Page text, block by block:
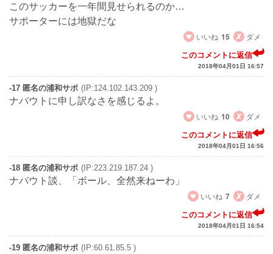
このサッカーを一年間見せられるのか…
サポーターには地獄だな
いいね 15 ダメ
このコメントに返信
2018年04月01日 16:57
-17 匿名の浦和サポ (IP:124.102.143.209 )
ナバウトに申し訳なさを感じるよ。
いいね 10 ダメ
このコメントに返信
2018年04月01日 16:56
-18 匿名の浦和サポ (IP:223.219.187.24 )
ナバウト談、「ボール、全然来ねーわ」
いいね 7 ダメ
このコメントに返信
2018年04月01日 16:54
-19 匿名の浦和サポ (IP:60.61.85.5 )